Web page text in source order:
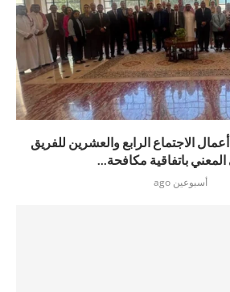
الاجتماع الرابع والعشرين للفريق
المعني باتفاقية مكافحة...
أسبوعين ago